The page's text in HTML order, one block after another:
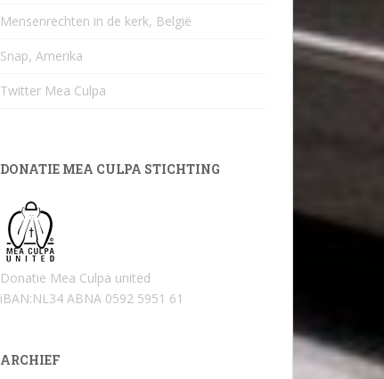
Mensenrechten in de kerk, België
Snap, Amerika
Twitter Mea Culpa
DONATIE MEA CULPA STICHTING
Donatie Mea Culpa united
iBAN:NL34 ABNA 0592 5951 61
ARCHIEF